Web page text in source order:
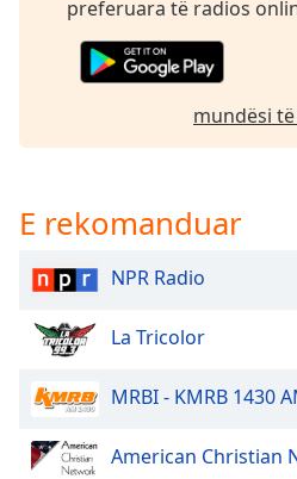
Descriptions
descriptions
subtitles
settings ,
opens
subtitles
settings
dialog
off,
Audio
preferuara të radios
mundësi
E rekomanduar
NPR Radio
La Tricolor
MRBI - KMRB 1430
American Christian